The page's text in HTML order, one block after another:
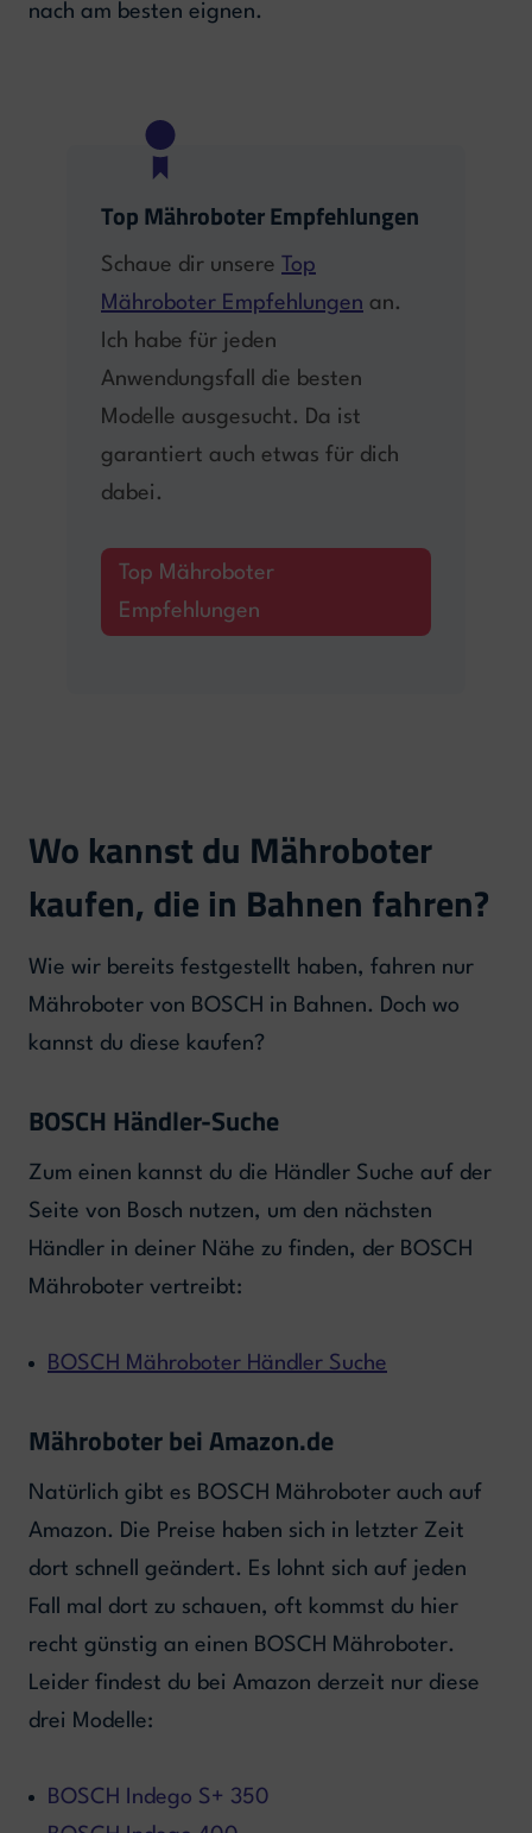
nach am besten eignen.
Top Mähroboter Empfehlungen
Schaue dir unsere
Top
Mähroboter Empfehlungen an.
Ich habe für jeden
Anwendungsfall die besten
Modelle ausgesucht. Da ist
garantiert auch etwas für dich
dabei.
Top Mähroboter
Empfehlungen
Wo kannst du Mähroboter
kaufen, die in Bahnen fahren?
Wie wir bereits festgestellt haben, fahren nur
Mähroboter von BOSCH in Bahnen. Doch wo
kannst du diese kaufen?
BOSCH Händler-Suche
Zum einen kannst du die Händler Suche auf der
Seite von Bosch nutzen, um den nächsten
Händler in deiner Nähe zu finden, der BOSCH
Mähroboter vertreibt:
BOSCH Mähroboter Händler Suche
Mähroboter bei Amazon.de
Natürlich gibt es BOSCH Mähroboter auch auf
Amazon. Die Preise haben sich in letzter Zeit
dort schnell geändert. Es lohnt sich auf jeden
Fall mal dort zu schauen, oft kommst du hier
recht günstig an einen BOSCH Mähroboter.
Leider findest du bei Amazon derzeit nur diese
drei Modelle:
BOSCH Indego S+ 350